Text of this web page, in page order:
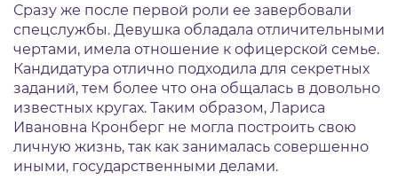
Сразу же после первой роли ее завербовали
спецслужбы. Девушка обладала отличительными
чертами, имела отношение к офицерской семье.
Кандидатура отлично подходила для секретных
заданий, тем более что она общалась в довольно
известных кругах. Таким образом, Лариса
Ивановна Кронберг не могла построить свою
личную жизнь, так как занималась совершенно
иными, государственными делами.